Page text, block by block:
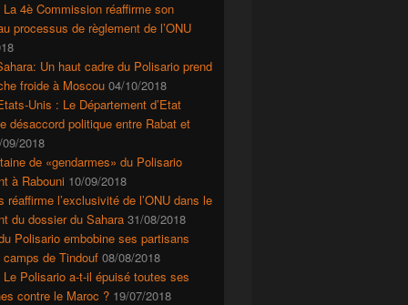
4è Commission réaffirme son
processus de règlement de l’ONU
Un haut cadre du Polisario prend
froide à Moscou 04/10/2018
Unis : Le Département d’Etat
désaccord politique entre Rabat et
2018
de «gendarmes» du Polisario
à Rabouni 10/09/2018
réaffirme l’exclusivité de l’ONU dans le
du dossier du Sahara 31/08/2018
Polisario embobine ses partisans
de Tindouf 08/08/2018
Polisario a-t-il épuisé toutes ses
contre le Maroc ? 19/07/2018